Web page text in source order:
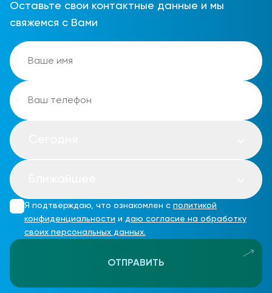
Оставьте свои контактные данные и мы
свяжемся с Вами
Я подтверждаю, что ознакомлен с политикой
конфиденциальности и даю согласие на обработку
своих персональных данных.
ОТПРАВИТЬ